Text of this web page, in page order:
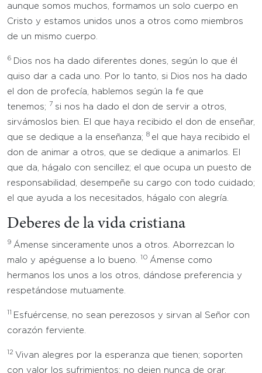
aunque somos muchos, formamos un solo cuerpo en
Cristo y estamos unidos unos a otros como miembros
de un mismo cuerpo.
6
Dios nos ha dado diferentes dones, según lo que él
quiso dar a cada uno. Por lo tanto, si Dios nos ha dado
el don de profecía, hablemos según la fe que
tenemos;
7 si nos ha dado el don de servir a otros,
sirvámoslos bien. El que haya recibido el don de enseñar,
que se dedique a la enseñanza; 8 el que haya recibido el
don de animar a otros, que se dedique a animarlos. El
que da, hágalo con sencillez; el que ocupa un puesto de
responsabilidad, desempeñe su cargo con todo cuidado;
el que ayuda a los necesitados, hágalo con alegría.
Deberes de la vida cristiana
9 Ámense sinceramente unos a otros. Aborrezcan lo
malo y apéguense a lo bueno.
10 Ámense como
hermanos los unos a los otros, dándose preferencia y
respetándose mutuamente.
Esfuércense, no sean perezosos y sirvan al Señor con
corazón ferviente.
12 Vivan alegres por la esperanza que tienen; soporten
con valor los sufrimientos; no dejen nunca de orar.